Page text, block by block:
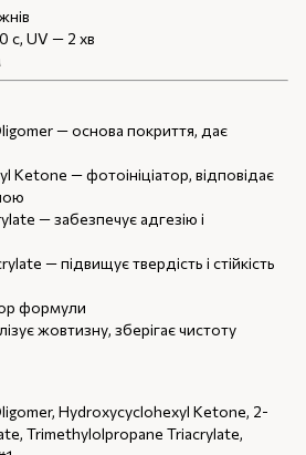
с, UV — 2 хв
— основа покриття, дає
Ketone — фотоініціатор, відповідає
— забезпечує адгезію і
— підвищує твердість і стійкість
формули
жовтизну, зберігає чистоту
Hydroxycyclohexyl Ketone, 2-
Trimethylolpropane Triacrylate,